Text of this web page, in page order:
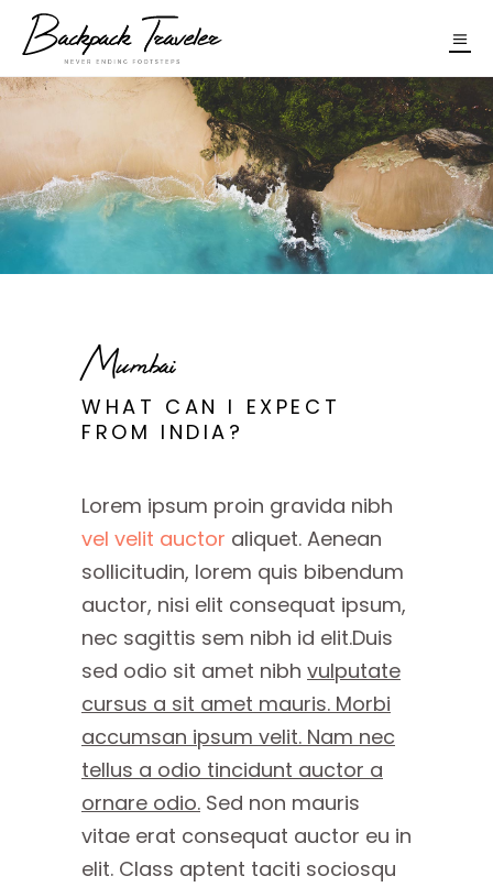
Mumbai
WHAT CAN I EXPECT
FROM INDIA?
Lorem ipsum proin gravida nibh
vel velit auctor aliquet. Aenean
sollicitudin, lorem quis bibendum
auctor, nisi elit consequat ipsum,
nec sagittis sem nibh id elit.Duis
sed odio sit amet nibh vulputate
cursus a sit amet mauris. Morbi
accumsan ipsum velit. Nam nec
tellus a odio tincidunt auctor a
ornare odio. Sed non mauris
vitae erat consequat auctor eu in
elit. Class aptent taciti sociosqu